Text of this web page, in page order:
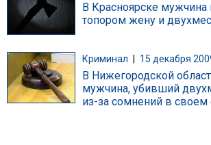
В Красноярске мужчина
топором жену и
Криминал 15 декабря
В Нижегородской
мужчина, убивший
из-за сомнений в своем